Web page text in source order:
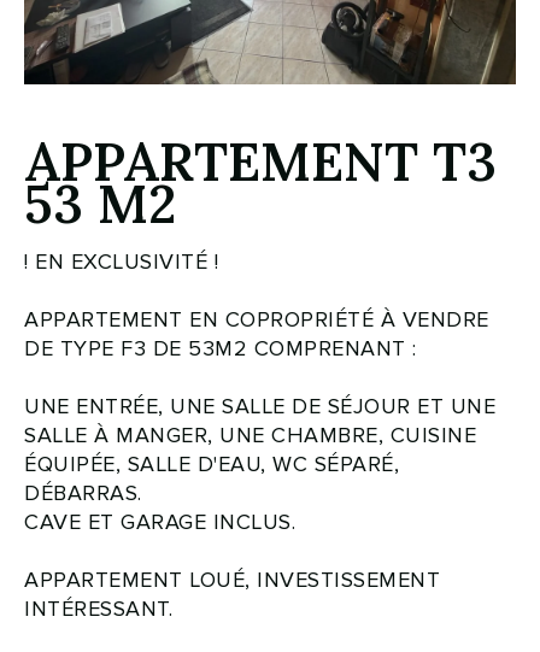
APPARTEMENT T3
53 M2
! EN EXCLUSIVITÉ !
APPARTEMENT EN COPROPRIÉTÉ À VENDRE
DE TYPE F3 DE 53M2 COMPRENANT :
UNE ENTRÉE, UNE SALLE DE SÉJOUR ET UNE
SALLE À MANGER, UNE CHAMBRE, CUISINE
ÉQUIPÉE, SALLE D'EAU, WC SÉPARÉ,
DÉBARRAS.
CAVE ET GARAGE INCLUS.
APPARTEMENT LOUÉ, INVESTISSEMENT
INTÉRESSANT.